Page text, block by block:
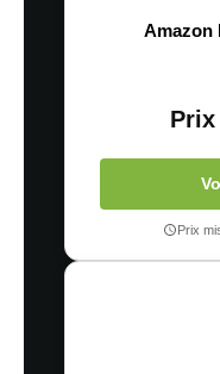
Amazon
Prix